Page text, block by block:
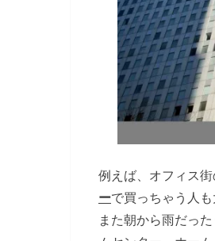
例えば、オフィス
ーで買っちゃう人も
また朝から雨だっ